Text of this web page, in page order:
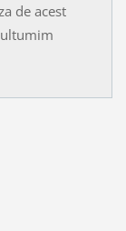
de acest